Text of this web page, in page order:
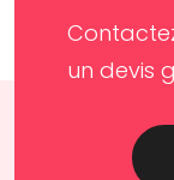
un devis